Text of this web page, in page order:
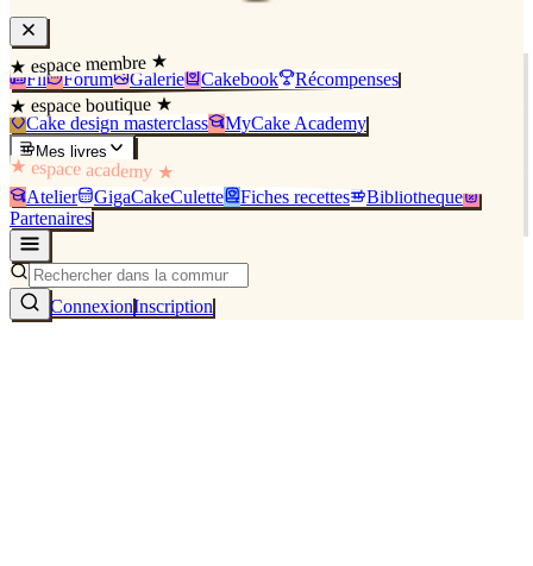
★ espace membre ★
Fil Forum Galerie Cakebook Récompenses
★ espace boutique ★
Cake design masterclass MyCake Academy
Mes livres
★ espace academy ★
Atelier GigaCakeCulette Fiches recettes
Bibliothèque
Partenaires
ConnexionInscription